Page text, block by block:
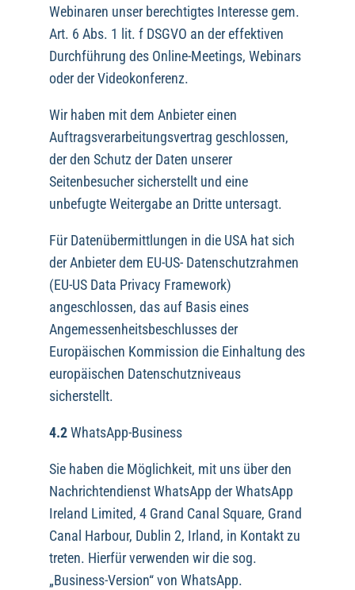
Webinaren unser berechtigtes Interesse gem.
Art. 6 Abs. 1 lit. f DSGVO an der effektiven
Durchführung des Online-Meetings, Webinars
oder der Videokonferenz.
Wir haben mit dem Anbieter einen
Auftragsverarbeitungsvertrag geschlossen,
der den Schutz der Daten unserer
Seitenbesucher sicherstellt und eine
unbefugte Weitergabe an Dritte untersagt.
Für Datenübermittlungen in die USA hat sich
der Anbieter dem EU-US- Datenschutzrahmen
(EU-US Data Privacy Framework)
angeschlossen, das auf Basis eines
Angemessenheitsbeschlusses der
Europäischen Kommission die Einhaltung des
europäischen Datenschutzniveaus
sicherstellt.
4.2WhatsApp-Business
Sie haben die Möglichkeit, mit uns über den
Nachrichtendienst WhatsApp der WhatsApp
Ireland Limited, 4 Grand Canal Square, Grand
Canal Harbour, Dublin 2, Irland, in Kontakt zu
treten. Hierfür verwenden wir die sog.
„Business-Version“ von WhatsApp.